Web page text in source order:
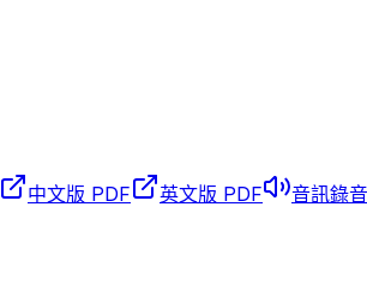
中文版 PDF 英文版 PDF 音訊錄音